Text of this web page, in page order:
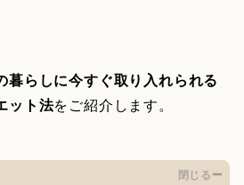
暮らしに今すぐ取り入れられる
ット法をご紹介します。
閉じる